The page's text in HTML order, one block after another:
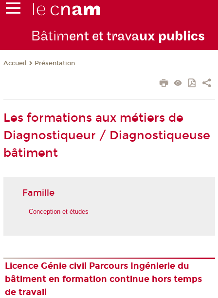
Bâtiment et travaux publics
Accueil Présentation
Les formations aux métiers de
Diagnostiqueur / Diagnostiqueuse
bâtiment
Famille
Conception et études
Licence Génie civil Parcours Ingénierie du
bâtiment en formation continue hors temps
de travail